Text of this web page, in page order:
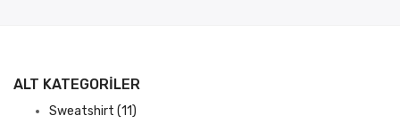
ALT KATEGORILER
Sweatshirt (11)